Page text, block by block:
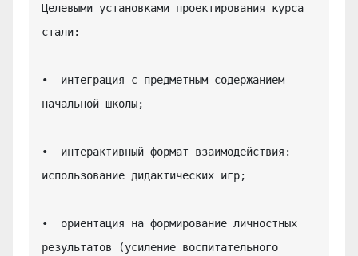
Целевыми установками проектирования курса
стали:
•  интеграция с предметным содержанием
начальной школы;
•  интерактивный формат взаимодействия:
использование дидактических игр;
•  ориентация на формирование личностных
результатов (усиление воспитательного